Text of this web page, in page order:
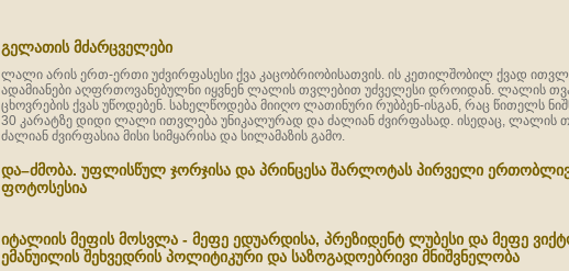
გელათის მძარცველები
ლალი არის ერთ-ერთი უძვირფასესი ქვა კაცობრიობისათვის. ის კეთილშობილ ქვად
ადამიანები აღფრთოვანებულნი იყვნენ ლალის თვლებით უძველესი დროიდან. ლალის
ცხოვრების ქვას უწოდებენ. სახელწოდება მიიღო ლათინური რუბბენ-ისგან, რაც წითელს
30 კარატზე დიდი ლალი ითვლება უნიკალურად და ძალიან ძვირფასად. ისედაც, ლალის
ძალიან ძვირფასია მისი სიმყარისა და სილამაზის გამო.
და–ძმობა. უფლისწულ ჯორჯისა და პრინცესა შარლოტას პირველი
ფოტოსესია
იტალიის მეფის მოსვლა - მეფე ედუარდისა, პრეზიდენტ ლუბესი და მეფე
ემანუილის შეხვედრის პოლიტიკური და საზოგადოებრივი მნიშვნელობა